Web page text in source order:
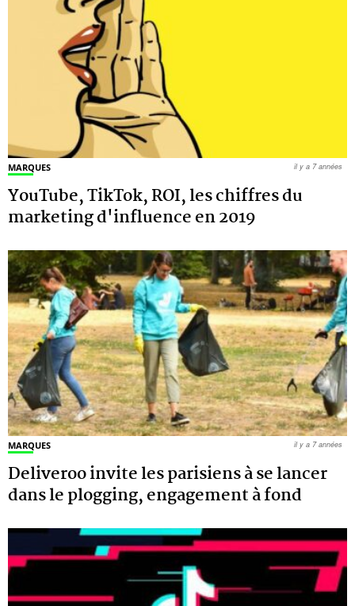
MARQUES
YouTube, TikTok, ROI, les chiffres du
marketing d'influence en 2019
il y a 7 années
MARQUES
Deliveroo invite les parisiens à se lancer
dans le plogging, engagement à fond
il y a 7 années